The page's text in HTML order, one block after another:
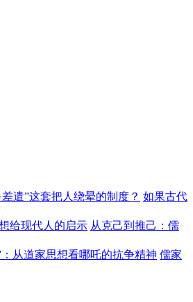
遣”这套把人绕晕的制度？ 如果古代
给现代人的启示 从克己到推己：儒
从道家思想看哪吒的抗争精神 儒家